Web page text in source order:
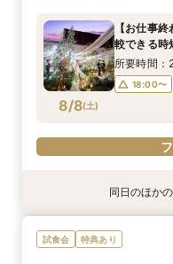
8/8(土)
【お仕事
較できる時
所要時間：
18:00〜
特典あり
【親御様の
で何でも相
タイパ重
ン案内&見
衣装試着 特典あり
≪ペットと
和牛コース
衣装試着 特典あり
【熊本初★
場】安心の
衣装試着 特典あり
残
プレゼント
衣装試着 特典あり
【1軒目･初
ス無料試食
同日のほか
試食会 特典あり